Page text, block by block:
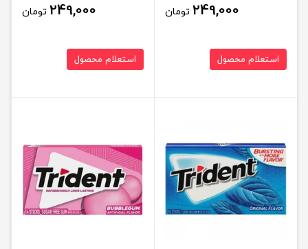
249,000 تومان
استعلام محصول
249,000 تومان
استعلام محصول